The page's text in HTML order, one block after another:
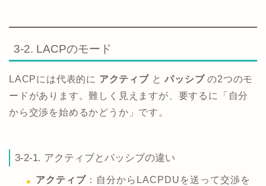
3-2. LACPのモード
LACPには代表的に アクティブとパッシブの2つのモ
ードがあります。難しく見えますが、要するに「自分
から交渉を始めるかどうか」です。
3-2-1. アクティブとパッシブの違い
アクティブ ：自分からLACPDUを送って交渉を